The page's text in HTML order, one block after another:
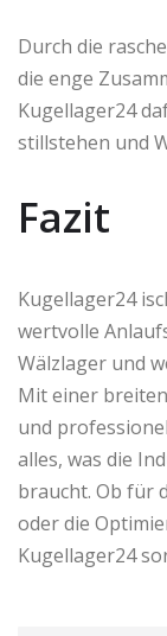
Durch die
die enge
Kugellager24
stillstehen und
Fazit
Kugellager24
wertvolle
Wälzlager und
Mit einer
und
alles, was die
braucht. Ob für
oder die
Kugellager24